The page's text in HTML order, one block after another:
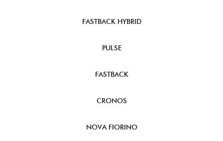
FASTBACK HYBRID
PULSE
FASTBACK
CRONOS
NOVA FIORINO